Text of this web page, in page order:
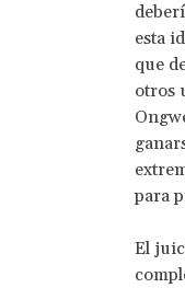
esta
que
otros
para
El